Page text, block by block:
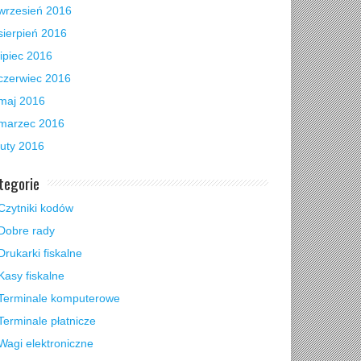
2016
2016
2016
2016
2016
2016
2016
kodów
rady
fiskalne
fiskalne
komputerowe
płatnicze
elektroniczne